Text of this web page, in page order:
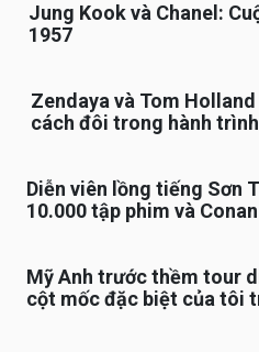
Jung Kook và Chanel:
1957
Zendaya và Tom
cách đôi trong hành
Diễn viên lồng tiếng Sơn
10.000 tập phim và
Mỹ Anh trước thềm tour
cột mốc đặc biệt của tôi